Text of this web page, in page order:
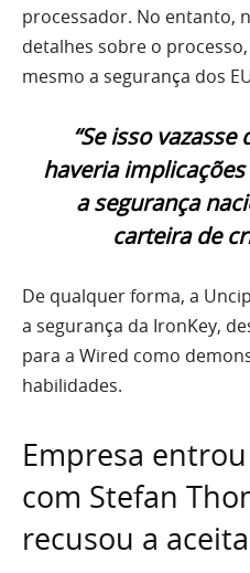
processador. No entanto,
detalhes sobre o
mesmo a segurança dos
“Se isso
haveria
a segurança
carteira de
De qualquer forma, a
a segurança da IronKey,
para a Wired como
habilidades.
Empresa
com Stefan
recusou a